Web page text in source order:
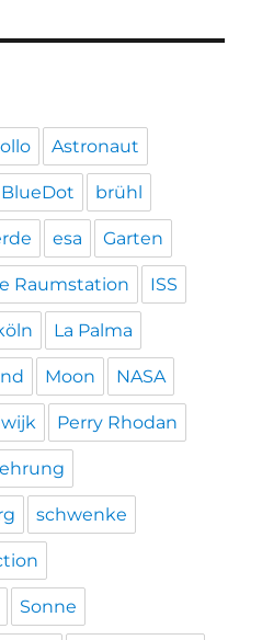
Astronaut
BlueDot brühl
esa Garten
Raumstation ISS
La Palma
Moon NASA
Perry Rhodan
schwenke
Sonne